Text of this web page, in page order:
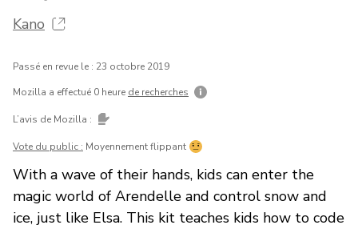
Kano
Passé en revue le : 23 octobre 2019
Mozilla a effectué 0 heure de recherches
L’avis de Mozilla :
Vote du public : Moyennement flippant
With a wave of their hands, kids can enter the
magic world of Arendelle and control snow and
ice, just like Elsa. This kit teaches kids how to code